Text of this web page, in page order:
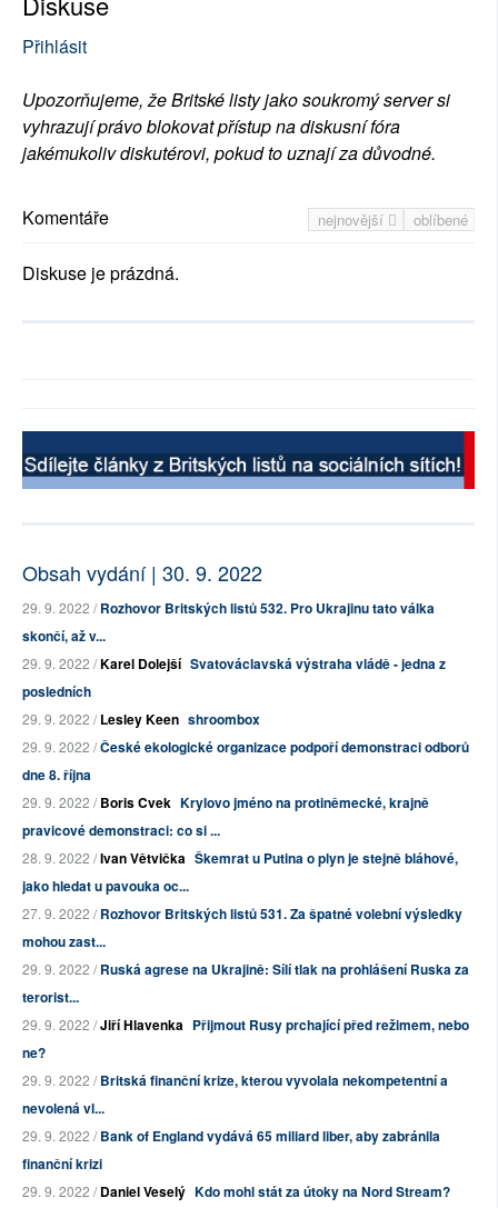
Přihlásit
Upozorňujeme, že Britské listy jako soukromý server si
vyhrazují právo blokovat přístup na diskusní fóra
jakémukoliv diskutérovi, pokud to uznají za důvodné.
nejnovější oblíbené
Komentáře
Diskuse je prázdná.
Obsah vydání | 30. 9. 2022
29. 9. 2022 /Rozhovor Britských listů 532. Pro Ukrajinu tato válka
skončí, až v...
29. 9. 2022 /Karel Dolejší Svatováclavská výstraha vládě - jedna z
posledních
29. 9. 2022 /Lesley Keen shroombox
29. 9. 2022 /České ekologické organizace podpoří demonstraci odborů
dne 8. října
29. 9. 2022 /Boris Cvek Krylovo jméno na protiněmecké, krajně
pravicové demonstraci: co si ...
28. 9. 2022 /Ivan Větvička Škemrat u Putina o plyn je stejně bláhové,
jako hledat u pavouka oc...
27. 9. 2022 /Rozhovor Britských listů 531. Za špatné volební výsledky
mohou zast...
29. 9. 2022 /Ruská agrese na Ukrajině: Sílí tlak na prohlášení Ruska za
terorist...
29. 9. 2022 /Jiří Hlavenka Přijmout Rusy prchající před režimem, nebo
ne?
29. 9. 2022 /Britská finanční krize, kterou vyvolala nekompetentní a
nevolená vl...
29. 9. 2022 /Bank of England vydává 65 miliard liber, aby zabránila
finanční krizi
29. 9. 2022 /Daniel Veselý Kdo mohl stát za útoky na Nord Stream?